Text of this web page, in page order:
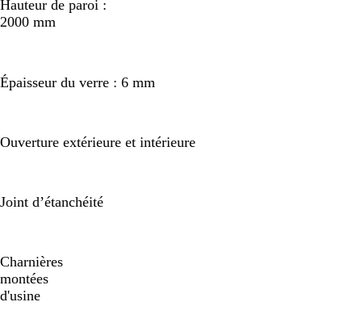
Hauteur de paroi :
2000 mm
Épaisseur du verre : 6 mm
Ouverture extérieure et intérieure
Joint d’étanchéité
Charnières
montées
d'usine